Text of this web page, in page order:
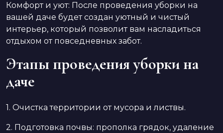
Комфорт и уют: После проведения уборки на
вашей даче будет создан уютный и чистый
интерьер, который позволит вам насладиться
отдыхом от повседневных забот.
Этапы проведения уборки на
даче
1. Очистка территории от мусора и листвы.
2. Подготовка почвы: прополка грядок, удаление